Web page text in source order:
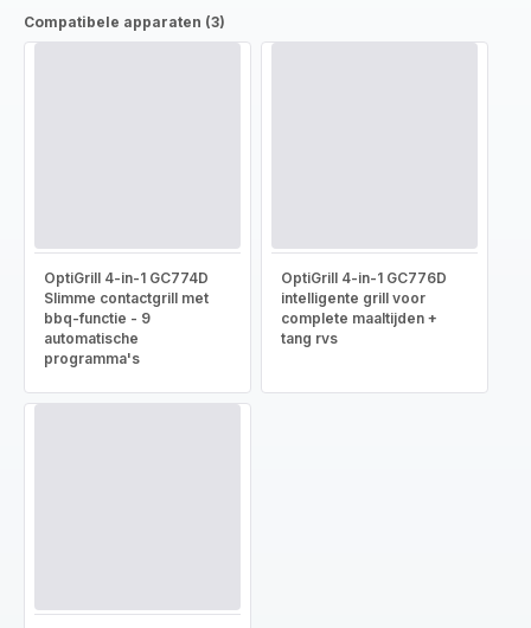
Compatibele apparaten (3)
OptiGrill 4-in-1 GC774D
Slimme contactgrill met
bbq-functie - 9
automatische
programma's
OptiGrill 4-in-1 GC776D
intelligente grill voor
complete maaltijden +
tang rvs